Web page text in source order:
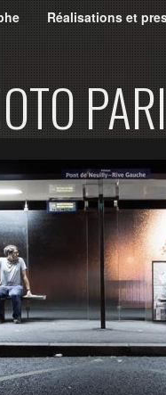
Réalisations et